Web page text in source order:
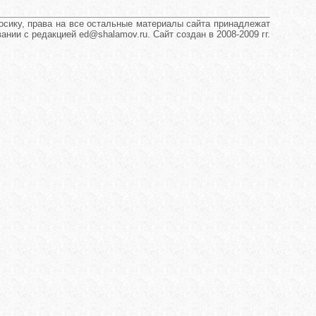
права на все остальные материалы сайта принадлежат
с редакцией ed@shalamov.ru. Сайт создан в 2008-2009 гг.